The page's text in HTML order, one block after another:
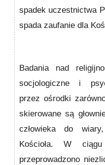
spadek uczestnictwa
spada zaufanie dla
Badania nad
socjologiczne i
przez ośrodki
skierowane są
człowieka do
Kościoła. W ciągu
przeprowadzono